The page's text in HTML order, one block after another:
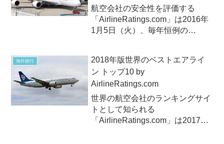
航空会社の安全性を評価する
「AirlineRatings.com」は2016年
1月5日（火）、毎年恒例の
世界で最も安全な航空会社と評価
されたのは、一昨年、昨年と同じ
くオーストラ...
海外旅行
2018年版世界のベストエアライ
ン トップ10 by
AirlineRatings.com
世界の航空会社のランキングサイ
トとして知られる
「AirlineRatings.com」は2017年